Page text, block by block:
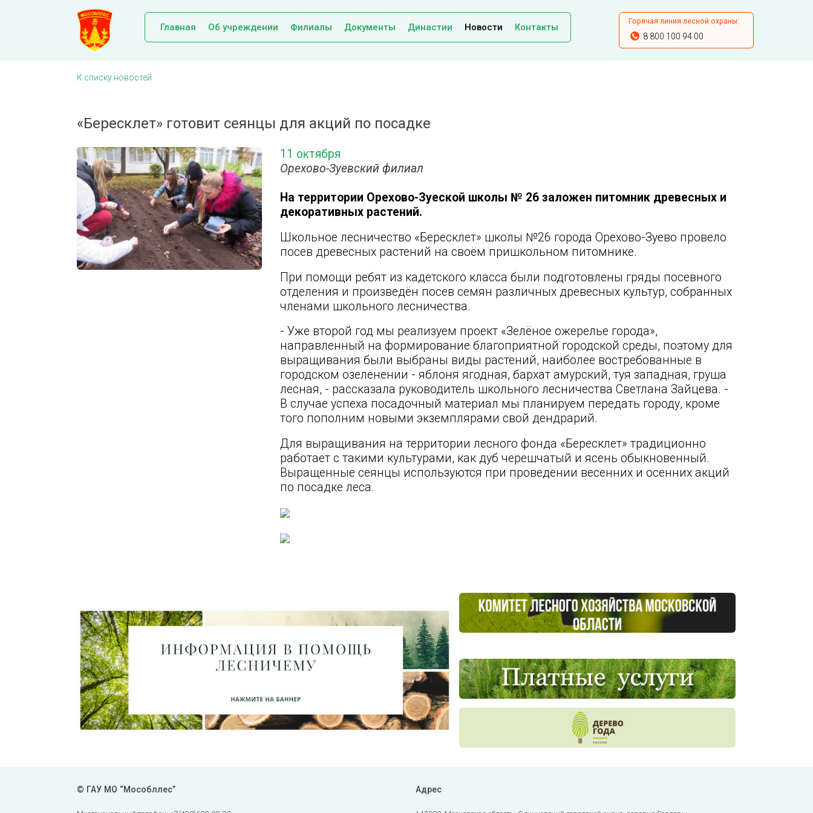
Главная Об учреждении Филиалы Документы Династии Новости Контакты
Горячая линия лесной охраны:
8 800 100 94 00
К списку новостей
«Бересклет» готовит сеянцы для акций по посадке
11 октября
Орехово-Зуевский филиал
На территории Орехово-Зуеской школы № 26 заложен питомник древесных и
декоративных растений.
Школьное лесничество «Бересклет» школы №26 города Орехово-Зуево провело
посев древесных растений на своём пришкольном питомнике.
При помощи ребят из кадетского класса были подготовлены гряды посевного
отделения и произведён посев семян различных древесных культур, собранных
членами школьного лесничества.
- Уже второй год мы реализуем проект «Зелёное ожерелье города»,
направленный на формирование благоприятной городской среды, поэтому для
выращивания были выбраны виды растений, наиболее востребованные в
городском озеленении - яблоня ягодная, бархат амурский, туя западная, груша
лесная, - рассказала руководитель школьного лесничества Светлана Зайцева. -
В случае успеха посадочный материал мы планируем передать городу, кроме
того пополним новыми экземплярами свой дендрарий.
Для выращивания на территории лесного фонда «Бересклет» традиционно
работает с такими культурами, как дуб черешчатый и ясень обыкновенный.
Выращенные сеянцы используются при проведении весенних и осенних акций
по посадке леса.
© ГАУ МО “Мособллес” Адрес